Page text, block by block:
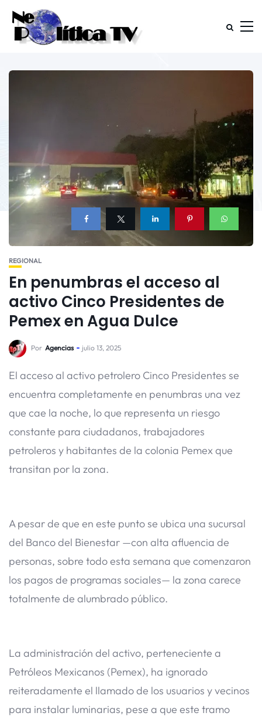
REGIONAL
En penumbras el acceso al
activo Cinco Presidentes de
Pemex en Agua Dulce
Por Agencias julio 13, 2025
El acceso al activo petrolero Cinco Presidentes se
encuentra completamente en penumbras una vez
que cae la noche, lo que representa un riesgo
constante para ciudadanos, trabajadores
petroleros y habitantes de la colonia Pemex que
transitan por la zona.
A pesar de que en este punto se ubica una sucursal
del Banco del Bienestar —con alta afluencia de
personas, sobre todo esta semana que comenzaron
los pagos de programas sociales— la zona carece
totalmente de alumbrado público.
La administración del activo, perteneciente a
Petróleos Mexicanos (Pemex), ha ignorado
reiteradamente el llamado de los usuarios y vecinos
para instalar luminarias, pese a que este tramo